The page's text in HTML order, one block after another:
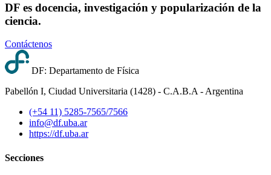
DF es docencia, investigación y popularización de la
ciencia.
Contáctenos
DF: Departamento de Física
Pabellón I, Ciudad Universitaria (1428) - C.A.B.A - Argentina
(+54 11) 5285-7565/7566
info@df.uba.ar
https://df.uba.ar
Secciones